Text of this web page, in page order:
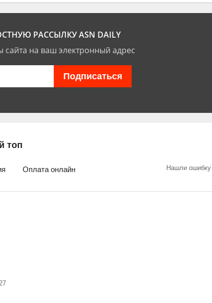
РАССЫЛКУ ASN DAILY
на ваш электронный адрес
топ
Оплата онлайн Нашли